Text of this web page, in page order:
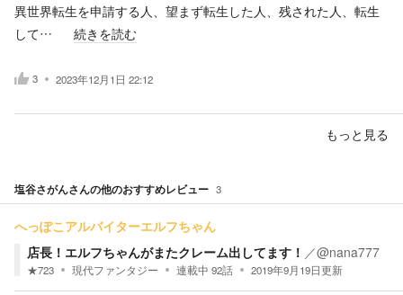
異世界転生を申請する人、望まず転生した人、残された人、転生
して…
続きを読む
3 2023年12月1日 22:12
もっと見る
塩谷さがんさんの他のおすすめレビュー 3
へっぽこアルバイターエルフちゃん
店長！エルフちゃんがまたクレーム出してます！ ／@nana777
★723 現代ファンタジー 連載中 92話 2019年9月19日更新